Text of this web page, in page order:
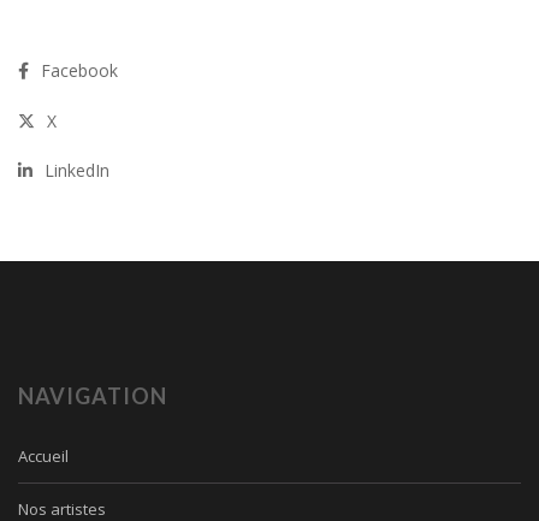
Facebook
X
LinkedIn
NAVIGATION
Accueil
Nos artistes